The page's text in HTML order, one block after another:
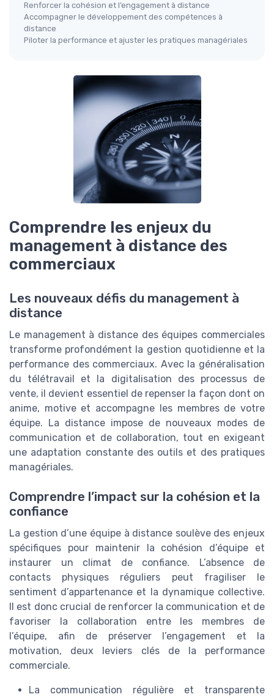
Renforcer la cohésion et l’engagement à distance
Accompagner le développement des compétences à
distance
Piloter la performance et ajuster les pratiques managériales
Comprendre les enjeux du
management à distance des
commerciaux
Les nouveaux défis du management à
distance
Le management à distance des équipes commerciales
transforme profondément la gestion quotidienne et la
performance des commerciaux. Avec la généralisation
du télétravail et la digitalisation des processus de
vente, il devient essentiel de repenser la façon dont on
anime, motive et accompagne les membres de votre
équipe. La distance impose de nouveaux modes de
communication et de collaboration, tout en exigeant
une adaptation constante des outils et des pratiques
managériales.
Comprendre l’impact sur la cohésion et la
confiance
La gestion d’une équipe à distance soulève des enjeux
spécifiques pour maintenir la cohésion d’équipe et
instaurer un climat de confiance. L’absence de
contacts physiques réguliers peut fragiliser le
sentiment d’appartenance et la dynamique collective.
Il est donc crucial de renforcer la communication et de
favoriser la collaboration entre les membres de
l’équipe, afin de préserver l’engagement et la
motivation, deux leviers clés de la performance
commerciale.
La communication régulière et transparente